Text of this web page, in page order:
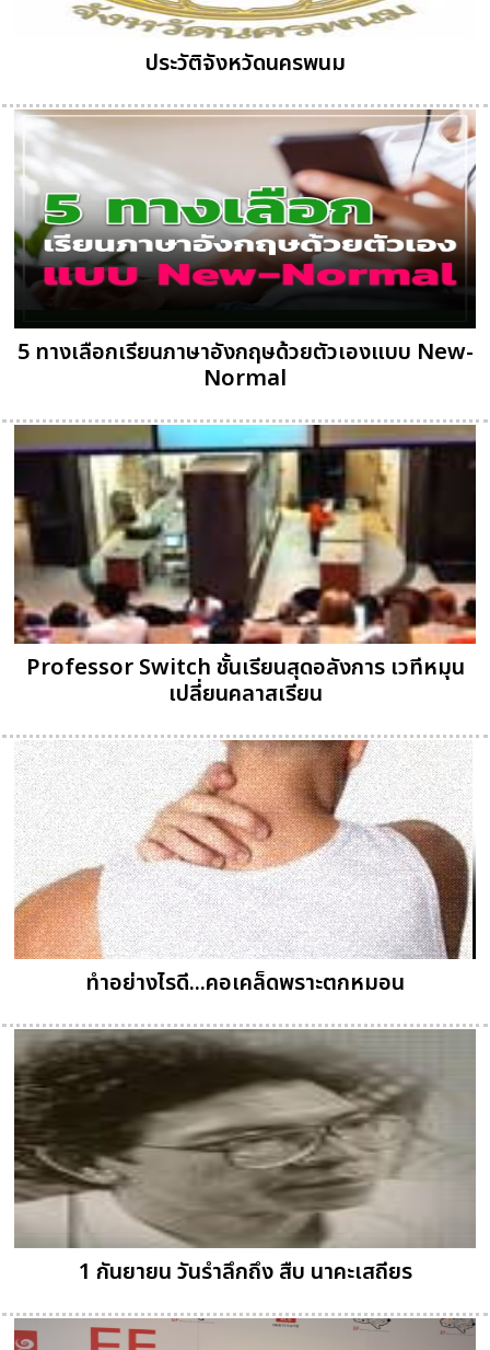
ประวัติจังหวัดนครพนม
5 ทางเลือกเรียนภาษาอังกฤษด้วยตัวเองแบบ New-
Normal
Professor Switch ชั้นเรียนสุดอลังการ เวทีหมุน
เปลี่ยนคลาสเรียน
ทำอย่างไรดี...คอเคล็ดพราะตกหมอน
1 กันยายน วันรำลึกถึง สืบ นาคะเสถียร